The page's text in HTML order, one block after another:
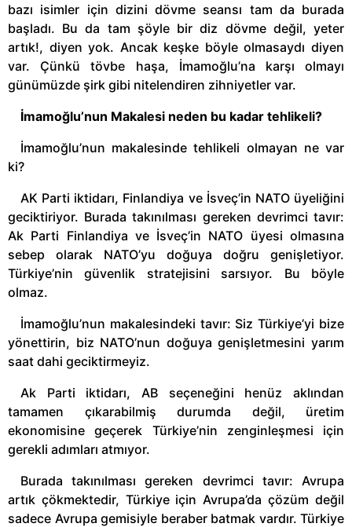
bazı isimler için dizini dövme seansı tam da burada
başladı. Bu da tam şöyle bir diz dövme değil, yeter
artık!, diyen yok. Ancak keşke böyle olmasaydı diyen
var. Çünkü tövbe haşa, İmamoğlu’na karşı olmayı
günümüzde şirk gibi nitelendiren zihniyetler var.
İmamoğlu’nun Makalesi neden bu kadar tehlikeli?
İmamoğlu’nun makalesinde tehlikeli olmayan ne var
ki?
AK Parti iktidarı, Finlandiya ve İsveç’in NATO üyeliğini
geciktiriyor. Burada takınılması gereken devrimci tavır:
Ak Parti Finlandiya ve İsveç’in NATO üyesi olmasına
sebep olarak NATO’yu doğuya doğru genişletiyor.
Türkiye’nin güvenlik stratejisini sarsıyor. Bu böyle
olmaz.
İmamoğlu’nun makalesindeki tavır: Siz Türkiye’yi bize
yönettirin, biz NATO’nun doğuya genişletmesini yarım
saat dahi geciktirmeyiz.
Ak Parti iktidarı, AB seçeneğini henüz aklından
tamamen çıkarabilmiş durumda değil, üretim
ekonomisine geçerek Türkiye’nin zenginleşmesi için
gerekli adımları atmıyor.
Burada takınılması gereken devrimci tavır: Avrupa
artık çökmektedir, Türkiye için Avrupa’da çözüm değil
sadece Avrupa gemisiyle beraber batmak vardır. Türkiye